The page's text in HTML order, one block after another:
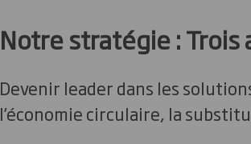
Notre stratégie : Trois
Devenir leader dans les
l’économie circulaire, la